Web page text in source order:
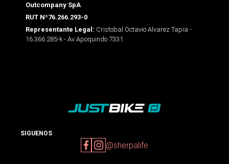
Outcompany SpA
RUT Nº76.266.293-0
Representante Legal: Cristobal Octavio Alvarez Tapia -
16.366.285-k - Av Apoquindo 7331
SIGUENOS
@sherpalife